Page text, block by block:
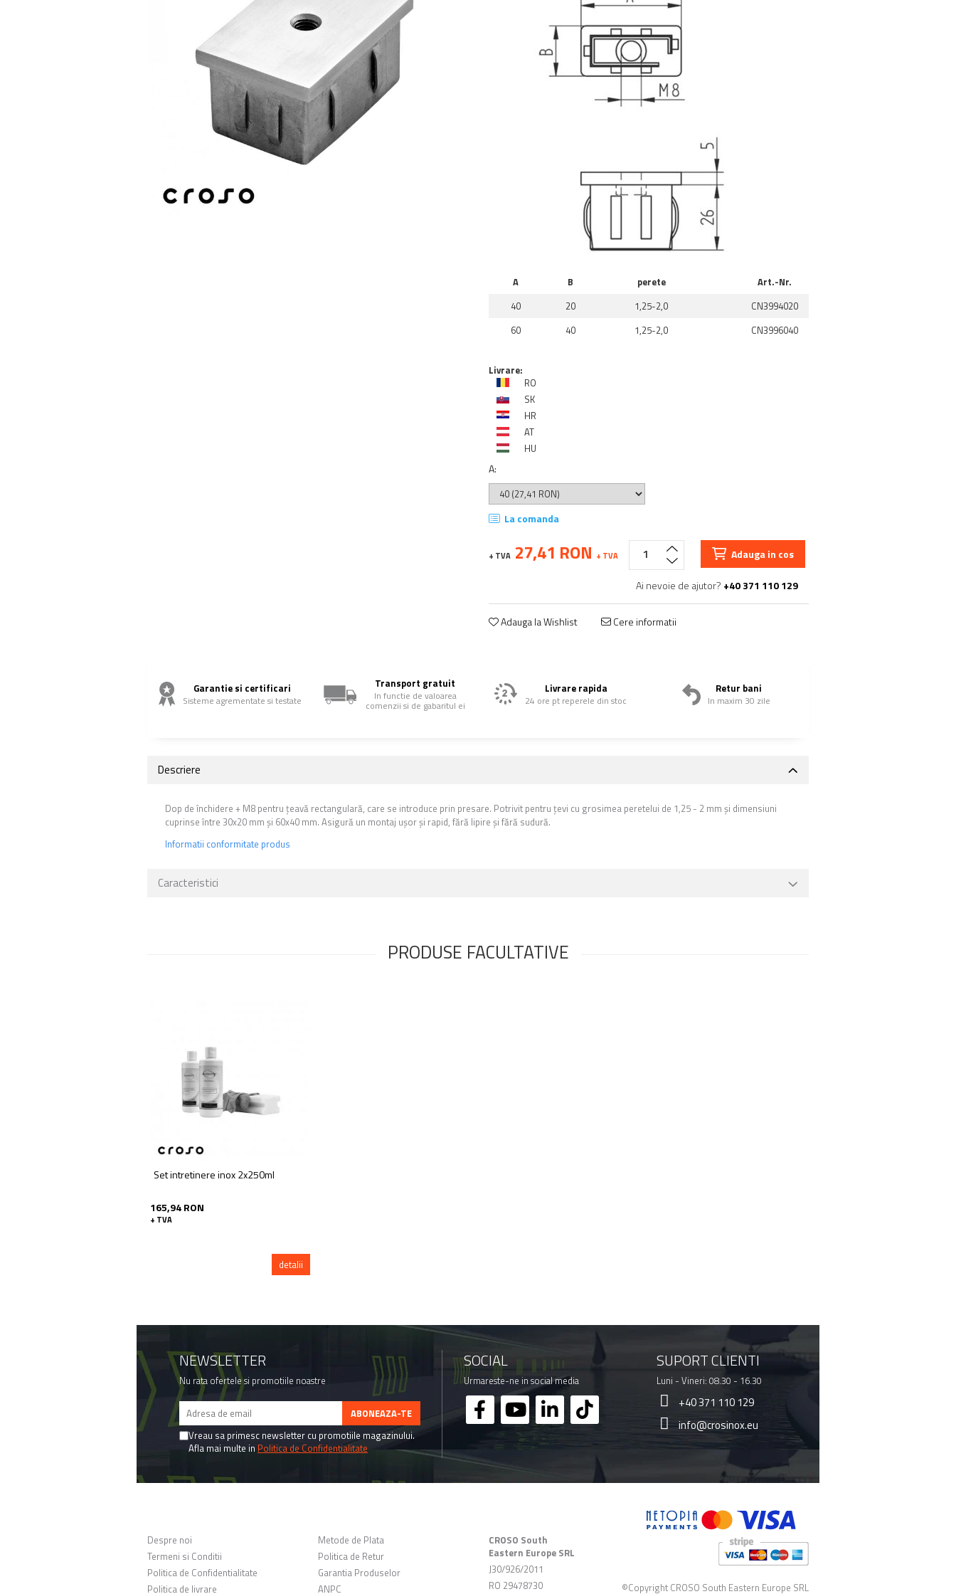
A B perete
Art.-Nr.
40
20 1,25-2,0
CN3994020
60
40 1,25-2,0 CN3996040
Livrare:
RO
SK
HR
AT
HU
A:
La comanda
+ TVA 27,41 RON + TVA Adauga in cos
Ai nevoie de ajutor? +40 371 110 129
Adauga la Wishlist Cere informatii
Garantie si certificari
Sisteme agrementate si testate
Transport gratuit
In functie de valoarea
comenzii si de gabaritul ei
Livrare rapida
24 ore pt reperele din stoc
Retur bani
In maxim 30 zile
Descriere
Dop de închidere + M8 pentru țeavă rectangulară, care se introduce prin presare. Potrivit pentru țevi cu grosimea peretelui de 1,25 - 2 mm și dimensiuni
cuprinse între 30x20 mm și 60x40 mm. Asigură un montaj ușor și rapid, fără lipire și fără sudură.
Informatii conformitate produs
Caracteristici
PRODUSE FACULTATIVE
Set intretinere inox 2x250ml
165,94 RON
+ TVA
detalii
NEWSLETTER
Nu rata ofertele si promotiile noastre
Vreau sa primesc newsletter cu promotiile magazinului.
Afla mai multe in Politica de Confidentialitate
SOCIAL
Urmareste-ne in social media
SUPORT CLIENTI
Luni - Vineri: 08.30 - 16.30
+40 371 110 129
info@crosinox.eu
Despre noi
Termeni si Conditii
Politica de Confidentialitate
Politica de livrare
Metode de Plata
Politica de Retur
Garantia Produselor
ANPC
CROSO South
Eastern Europe SRL
J30/926/2011
RO 29478730
©Copyright CROSO South Eastern Europe SRL